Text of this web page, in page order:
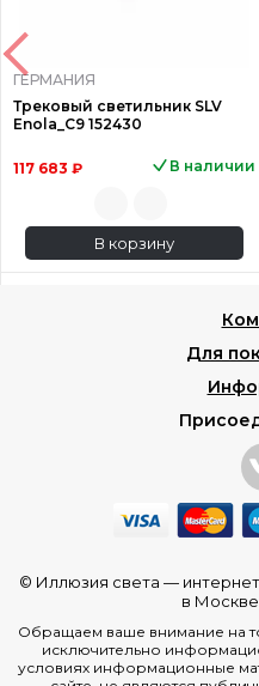
ГЕРМАНИЯ
Трековый светильник SLV
Enola_C9 152430
117 683 ₽ В наличии
В корзину
Для
© Иллюзия света —
в Москве
Обращаем ваше внимание на
исключительно
условиях информационные